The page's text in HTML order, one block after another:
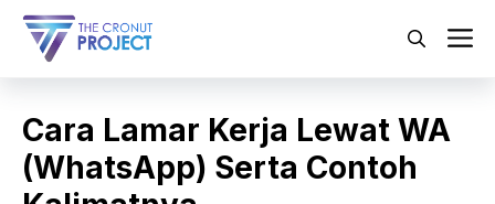
Langsung
Cara Lamar Kerja Lewat WA
(WhatsApp) Serta Contoh